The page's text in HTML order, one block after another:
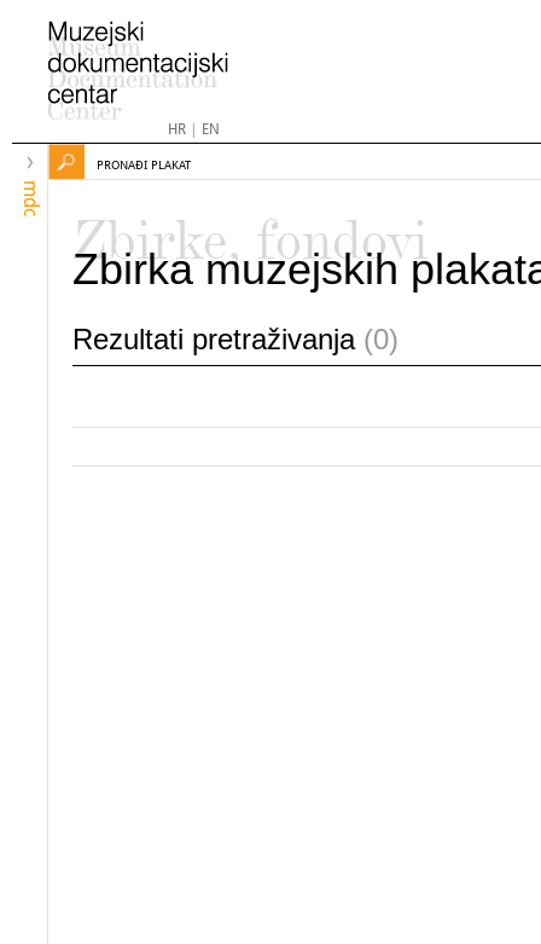
HR| EN
mdc
PRONAĐI PLAKAT
Zbirke, fondovi
Zbirka muzejskih
Rezultati pretraživanja (0)